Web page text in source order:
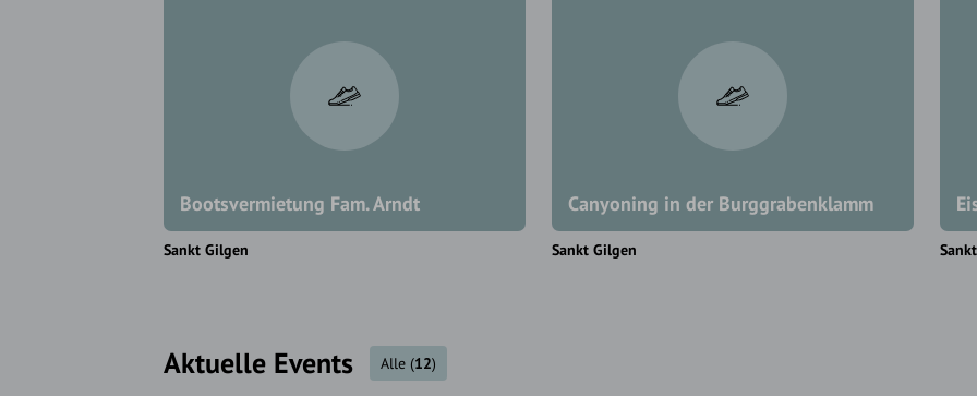
Bootsvermietung Fam. Arndt
Sankt Gilgen
Canyoning in der Burggrabenklamm
Sankt Gilgen
Aktuelle Events Alle (12)